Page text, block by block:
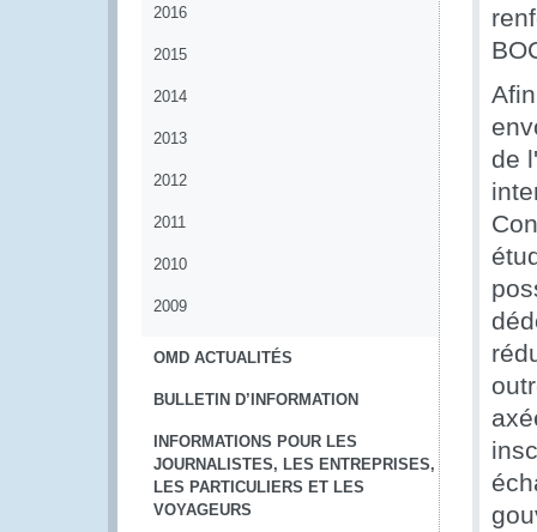
2016
2015
2014
2013
2012
2011
2010
2009
OMD ACTUALITÉS
BULLETIN D’INFORMATION
INFORMATIONS POUR LES
JOURNALISTES, LES ENTREPRISES,
LES PARTICULIERS ET LES
VOYAGEURS
de